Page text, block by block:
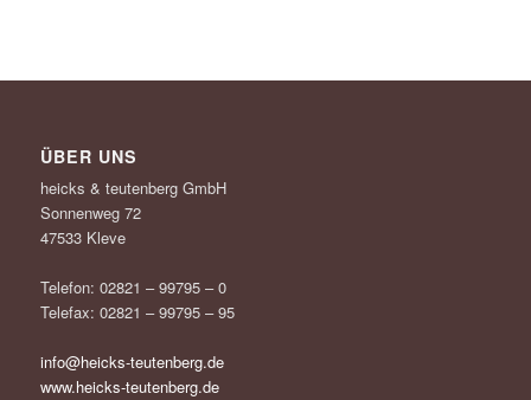
ÜBER UNS
heicks & teutenberg GmbH
Sonnenweg 72
47533 Kleve
Telefon: 02821 – 99795 – 0
Telefax: 02821 – 99795 – 95
info@heicks-teutenberg.de
www.heicks-teutenberg.de